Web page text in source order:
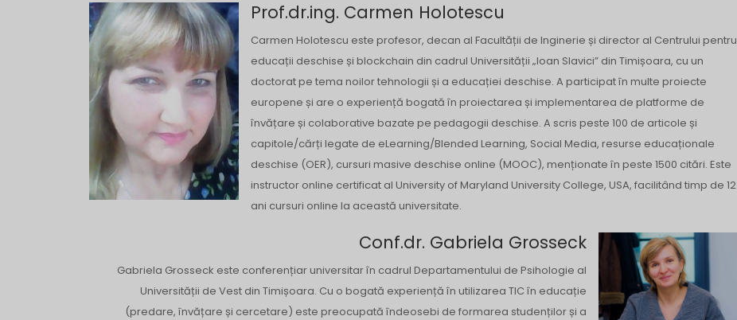
Prof.dr.ing. Carmen Holotescu
Carmen Holotescu este profesor, decan al Facultății de Inginerie și director al Centrului pentru
educații deschise și blockchain din cadrul Universității „Ioan Slavici” din Timișoara, cu un
doctorat pe tema noilor tehnologii și a educației deschise. A participat în multe proiecte
europene și are o experiență bogată în proiectarea și implementarea de platforme de
învățare și colaborative bazate pe pedagogii deschise. A scris peste 100 de articole și
capitole/cărți legate de eLearning/Blended Learning, Social Media, resurse educaționale
deschise (OER), cursuri masive deschise online (MOOC), menționate în peste 1500 citări. Este
instructor online certificat al University of Maryland University College, USA, facilitând timp de 12
ani cursuri online la această universitate.
Conf.dr. Gabriela Grosseck
Gabriela Grosseck este conferențiar universitar în cadrul Departamentului de Psihologie al
Universității de Vest din Timișoara. Cu o bogată experiență în utilizarea TIC în educație
(predare, învățare și cercetare) este preocupată îndeosebi de formarea studenților și a